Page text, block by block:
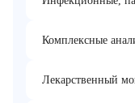
Комплексные
Лекарственный